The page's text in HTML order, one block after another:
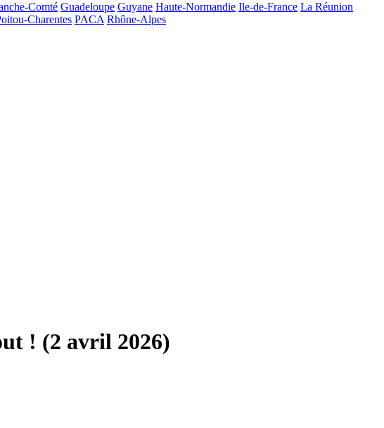
Comté Guadeloupe Guyane Haute-Normandie Ile-de-France La Réunion
Charentes PACA Rhône-Alpes
! (2 avril 2026)